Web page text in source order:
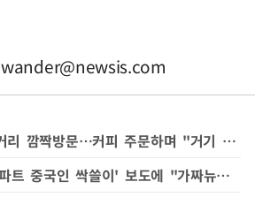
wander@newsis.com
이 대통령, 익선동 거리 깜짝방문…커피 주문하며 "거기 커피는 아니죠?"
이 대통령, '강남 아파트 중국인 싹쓸이' 보도에 "가짜뉴스 엄중 책임 물어야"